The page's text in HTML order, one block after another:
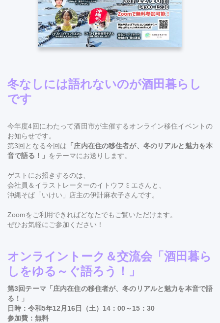
冬なしには語れないのが酒田暮らし
です
今年度4回にわたって酒田市が主催するオンライン移住イベントの
お知らせです。
第3回となる今回は 「庄内在住の移住者が、冬のリアルと魅力を本
音で語る！」 をテーマにお送りします。
ゲストにお招きするのは、
会社員＆イラストレーターのイトウフミエさんと、
沖縄そば「いけい」店主の伊計麻衣子さんです。
Zoomをご利用できればどなたでもご覧いただけます。
ぜひお気軽にご参加ください！
オンライントーク＆交流会「酒田暮ら
しをゆる～ぐ語ろう！」
第3回テーマ「庄内在住の移住者が、冬のリアルと魅力を本音で語
る！」
日時：令和5年12月16日（土）14：00～15：30
参加費：無料